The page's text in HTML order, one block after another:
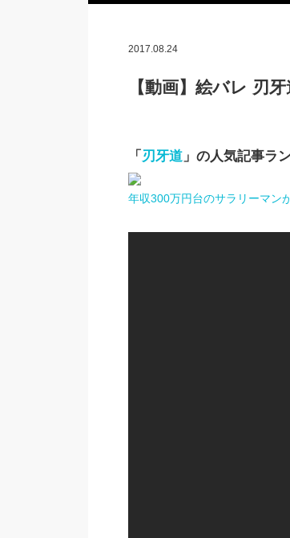
2017.08.24
【動画】絵バレ 刃
「 刃牙道」の人気記事ラ
年収300万円台のサラリーマン